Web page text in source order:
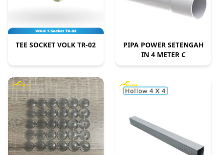
TEE SOCKET VOLK TR-02
PIPA POWER SETENGAH
IN 4 METER C